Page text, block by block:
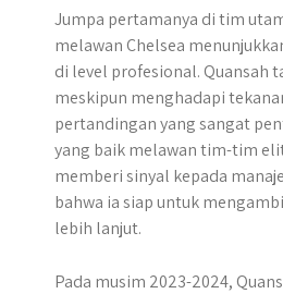
Jumpa pertamanya di tim
melawan Chelsea
di level profesional. Quansah
meskipun menghadapi
pertandingan yang sangat
yang baik melawan tim-tim
memberi sinyal kepada
bahwa ia siap untuk
lebih lanjut.
Pada musim 2023-2024,